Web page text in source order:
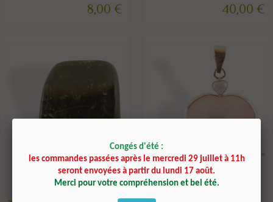
8,00 € 40,00 €
DISPONIBLE
Tourmaline verte, roulée EN STOCK
Quartz rose + Améthyste,
pendentif cœur,...
Congés d'été :
les commandes passées après le mercredi 29 juillet à 11h
seront envoyées à partir du lundi 17 août.
Merci pour votre compréhension et bel été.